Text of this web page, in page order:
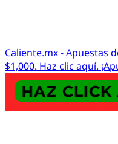
Caliente.mx - Apuestas
$1,000. Haz clic aquí.